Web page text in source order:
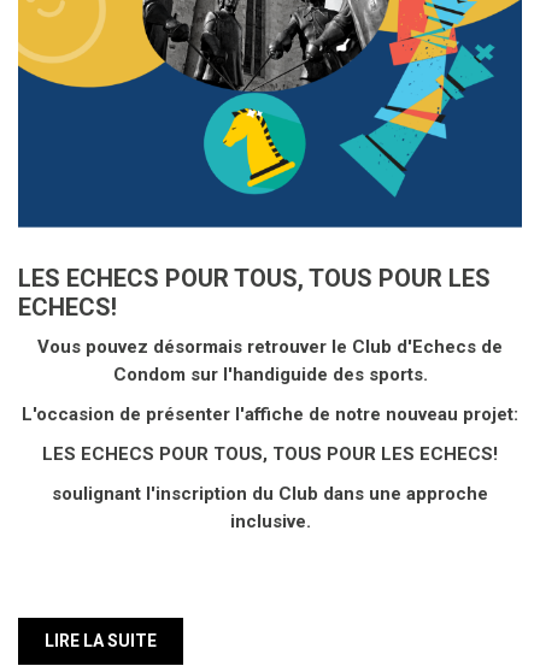
LES ECHECS POUR TOUS, TOUS POUR LES
ECHECS!
Vous pouvez désormais retrouver le Club d'Echecs de
Condom sur l'handiguide des sports.
L'occasion de présenter l'affiche de notre nouveau projet:
LES ECHECS POUR TOUS, TOUS POUR LES ECHECS!
soulignant l'inscription du Club dans une approche
inclusive.
LIRE LA SUITE